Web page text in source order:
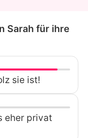
Sarah für ihre
sie ist!
eher privat